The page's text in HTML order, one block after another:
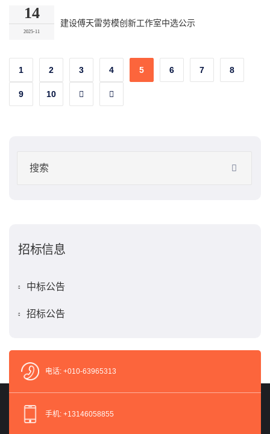
14
2025-11
建设傅天雷劳模创新工作室中选公示
1 2 3 4 5 6 7 8
9 10
招标信息
中标公告
招标公告
电话: +010-63965313
手机: +13146058855